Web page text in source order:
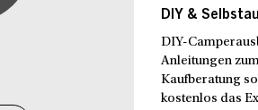
DIY &
DIY-
Anleitungen
Kaufberatung
kostenlos das